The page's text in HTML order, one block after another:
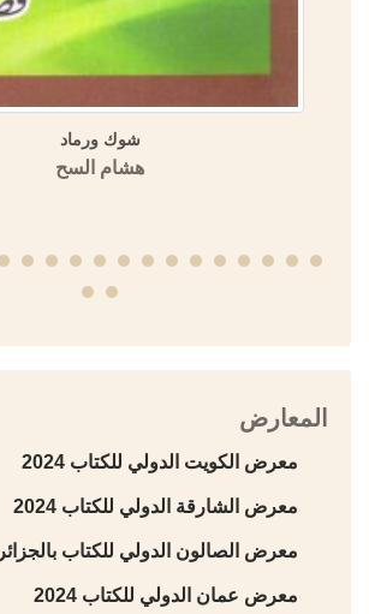
شوك ورماد
هشام السح
المعارض
معرض الكويت الدولي للكتاب 2024
معرض الشارقة الدولي للكتاب 2024
معرض الصالون الدولي للكتاب بالجزائر 2024
معرض عمان الدولي للكتاب 2024